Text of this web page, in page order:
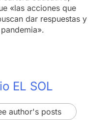
«las acciones que
dar respuestas y
EL SOL
author's posts